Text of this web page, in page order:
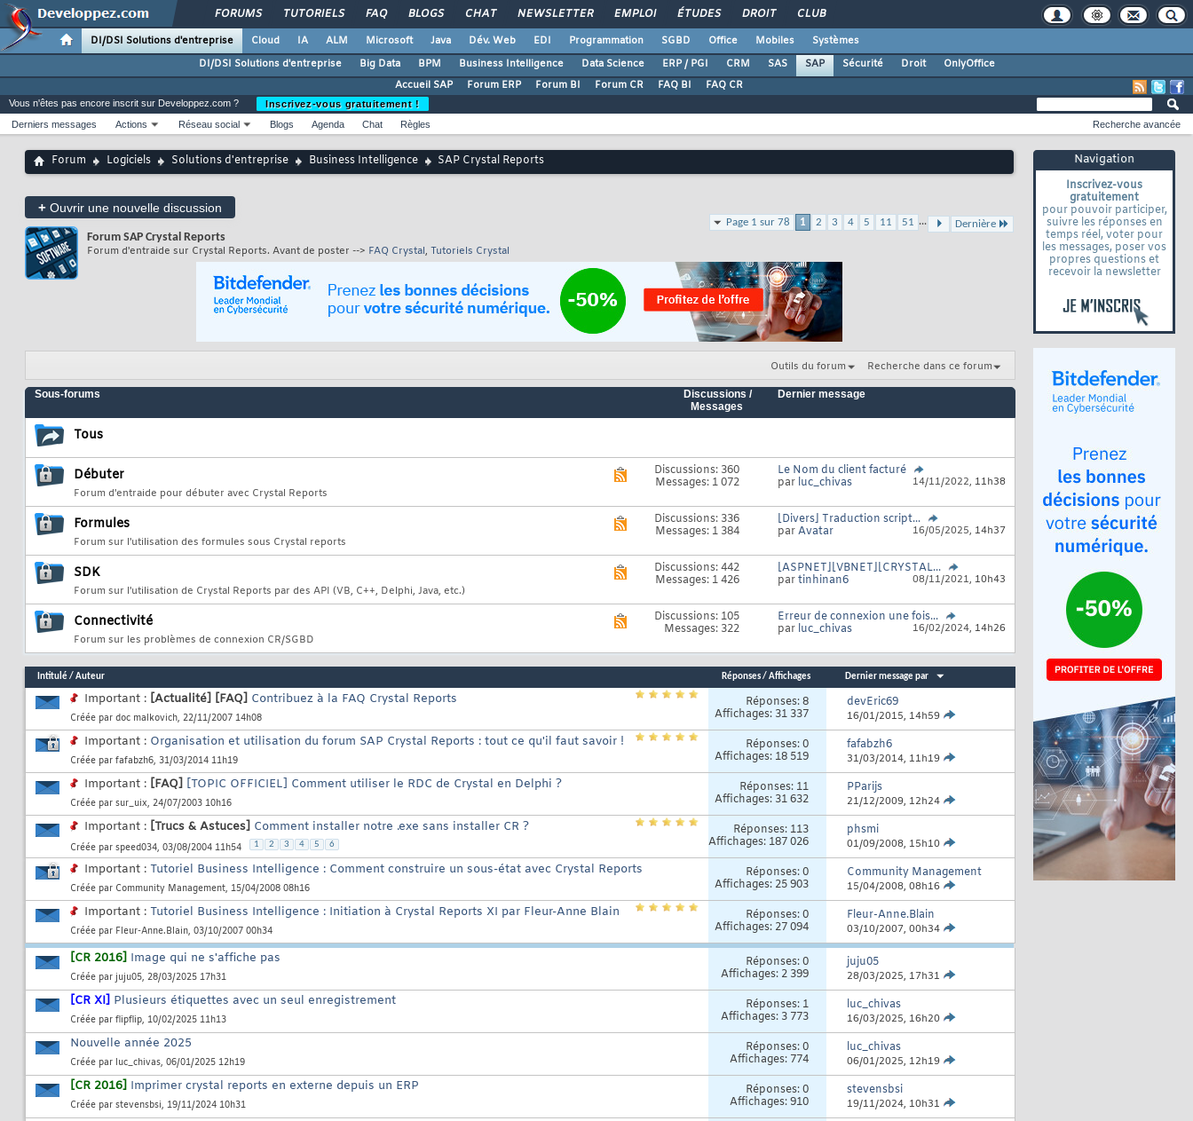
FORUMS TUTORIELS FAQ BLOGS CHAT NEWSLETTER EMPLOI ÉTUDES DROIT CLUB
DI/DSI Solutions d'entreprise Cloud IA ALM Microsoft Java Dév. Web EDI Programmation SGBD Office Mobiles
Systèmes
DI/DSI Solutions d'entreprise
Big Data BPM Business Intelligence Data Science ERP / PGI CRM SAS SAP Sécurité Droit
OnlyOffice
Accueil SAP
Forum ERP Forum BI Forum CR FAQ BI FAQ CR
Vous n'êtes pas encore inscrit sur Developpez.com ?
Inscrivez-vous gratuitement !
Derniers messages
Actions Réseau social Blogs Agenda Chat Règles Recherche avancée
Forum Logiciels Solutions d'entreprise Business Intelligence SAP Crystal Reports Navigation
Inscrivez-vous
gratuitement
pour pouvoir participer,
suivre les réponses en
temps réel, voter pour
les messages, poser vos
propres questions et
recevoir la newsletter
+ Ouvrir une nouvelle discussion
Page 1 sur 78 1 2 3 4 5 11 51 ... Dernière
Forum SAP Crystal Reports
Forum d'entraide sur Crystal Reports. Avant de poster --> FAQ Crystal, Tutoriels Crystal
Outils du forum Recherche dans ce forum
Sous-forums
Discussions /
Messages
Dernier message
Tous
Débuter
Forum d'entraide pour débuter avec Crystal Reports
RSS
Discussions: 360
Messages: 1 072
Le Nom du client facturé
par luc_chivas 14/11/2022, 11h38
Formules
Forum sur l'utilisation des formules sous Crystal reports
RSS
Discussions: 336
Messages: 1 384
[Divers] Traduction script...
parAvatar 16/05/2025, 14h37
SDK
Forum sur l'utilisation de Crystal Reports par des API (VB, C++, Delphi, Java, etc.)
RSS
Discussions: 442
Messages: 1 426
[ASPNET][VBNET][CRYSTAL...
partinhinan6 08/11/2021, 10h43
Connectivité
Forum sur les problèmes de connexion CR/SGBD
RSS
de
forum
Discussions: 105
Messages: 322
Erreur de connexion une fois...
par luc_chivas 16/02/2024, 14h26
Intitulé/ Auteur Réponses/ Affichages Dernier message par
Important : [Actualité] [FAQ] Contribuez à la FAQ Crystal Reports
Créée par doc malkovich, 22/11/2007 14h08
Réponses:8
Affichages: 31 337
devEric69
16/01/2015, 14h59
Important : Organisation et utilisation du forum SAP Crystal Reports : tout ce qu'il faut savoir !
Créée par fafabzh6, 31/03/2014 11h19
Réponses:0
Affichages: 18 519
fafabzh6
31/03/2014, 11h19
Important : [FAQ] [TOPIC OFFICIEL] Comment utiliser le RDC de Crystal en Delphi ?
Créée par sur_uix, 24/07/2003 10h16
Réponses: 11
Affichages: 31 632
PParijs
21/12/2009, 12h24
Important : [Trucs & Astuces] Comment installer notre .exe sans installer CR ?
Créée par speed034, 03/08/2004 11h54 1 2 3 4 5 6
Réponses: 113
Affichages: 187 026
phsmi
01/09/2008, 15h10
Important : Tutoriel Business Intelligence : Comment construire un sous-état avec Crystal Reports
Créée par Community Management, 15/04/2008 08h16
Réponses:0
Affichages: 25 903
Community Management
15/04/2008, 08h16
Important : Tutoriel Business Intelligence : Initiation à Crystal Reports XI par Fleur-Anne Blain
Créée par Fleur-Anne.Blain, 03/10/2007 00h34
Réponses:0
Affichages: 27 094
Fleur-Anne.Blain
03/10/2007, 00h34
[CR 2016] Image qui ne s'affiche pas
Créée par juju05, 28/03/2025 17h31
Réponses:0
Affichages: 2 399
juju05
28/03/2025, 17h31
[CR XI] Plusieurs étiquettes avec un seul enregistrement
Créée par flipflip, 10/02/2025 11h13
Réponses: 1
Affichages: 3 773
luc_chivas
16/03/2025, 16h20
Nouvelle année 2025
Créée par luc_chivas, 06/01/2025 12h19
Réponses:0
Affichages: 774
luc_chivas
06/01/2025, 12h19
[CR 2016] Imprimer crystal reports en externe depuis un ERP
Créée par stevensbsi, 19/11/2024 10h31
Réponses:0
Affichages: 910
stevensbsi
19/11/2024, 10h31